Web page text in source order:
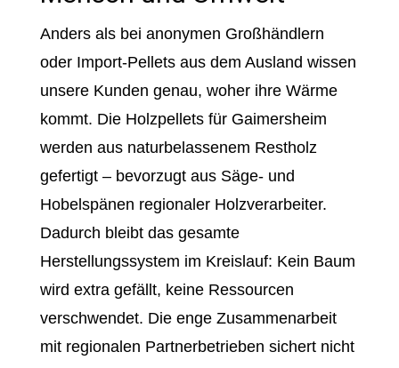
Anders als bei anonymen Großhändlern
oder Import-Pellets aus dem Ausland wissen
unsere Kunden genau, woher ihre Wärme
kommt. Die Holzpellets für Gaimersheim
werden aus naturbelassenem Restholz
gefertigt – bevorzugt aus Säge- und
Hobelspänen regionaler Holzverarbeiter.
Dadurch bleibt das gesamte
Herstellungssystem im Kreislauf: Kein Baum
wird extra gefällt, keine Ressourcen
verschwendet. Die enge Zusammenarbeit
mit regionalen Partnerbetrieben sichert nicht